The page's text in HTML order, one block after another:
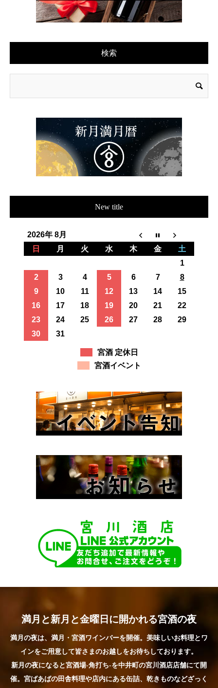
検索
New title
2026年 8月
日
月 火 水 木 金
土
1
2
3 4 5 6 7
8
9
10 11 12 13 14
15
16
17 18 19 20 21
22
23
24 25 26 27 28
29
30
31
宮酒 定休日
宮酒イベント
満月と新月と金曜日に開かれる宮酒の夜
満月の夜は、満月・宮酒ワインバーを開催。美味しいお料理とワ
インをご用意して皆さまのお越しをお待ちしております。
新月の夜になると宮酒場-角打ち-を中井町の宮川酒店店舗にて開
催。宮ばあばの田舎料理や店内にある缶詰、乾きものなどざっく